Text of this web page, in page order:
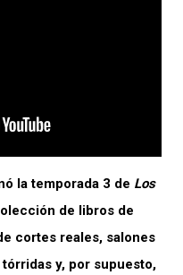
la temporada 3 de Los
de libros de
cortes reales, salones
y, por supuesto,